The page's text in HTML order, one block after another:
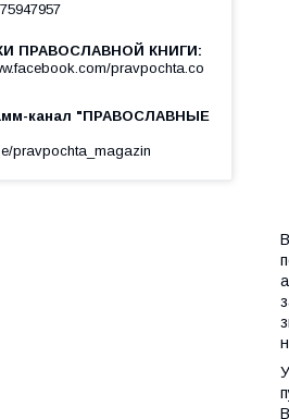
ПРАВОСЛАВНОЙ КНИГИ
pravpochta.co
канал "ПРАВОСЛАВНЫЕ
pravpochta_magazin